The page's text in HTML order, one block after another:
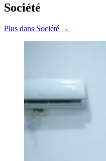
Société
Plus dans Société →